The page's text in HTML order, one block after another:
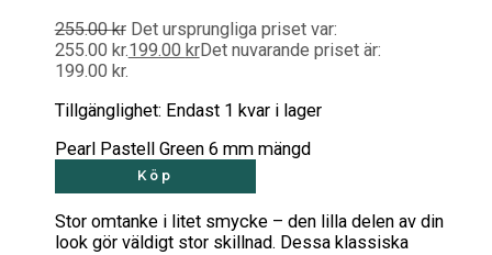
255.00kr Det ursprungliga priset var:
255.00 kr.199.00 krDet nuvarande priset är:
199.00 kr.
Tillgänglighet: Endast 1 kvar i lager
Pearl Pastell Green 6 mm mängd
Köp
Stor omtanke i litet smycke – den lilla delen av din
look gör väldigt stor skillnad. Dessa klassiska